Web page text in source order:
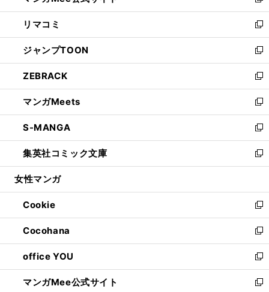
ウ
で
開
く
ン
ド
ウ
で
開
く
ウ
ィ
ン
ド
ウ
で
開
く
し
い
ウ
ィ
ン
ド
ウ
で
開
く
リマコミ
新
し
い
ウ
ィ
ン
ド
ウ
で
開
く
ジャンプTOON
新
し
い
ウ
ィ
ン
ド
ウ
で
開
ZEBRACK
新
し
い
ウ
ィ
ン
ド
ウ
開
く
マンガMeets
新
し
い
ウ
ィ
ン
ウ
で
開
く
S-MANGA
新
し
い
ウ
ン
ド
ウ
で
開
く
集英社コミック文庫
新
し
ウ
ィ
ン
ド
ウ
で
開
く
女性マンガ
Cookie
新
し
い
ウ
ィ
ン
ド
Cocohana
新
し
い
ウ
ィ
office YOU
新
し
い
マンガMee公式サイト 新